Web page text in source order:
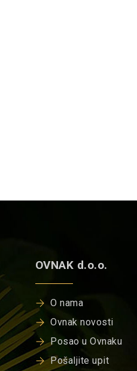
OVNAK d.o.o.
O nama
Ovnak novosti
Posao u Ovnaku
Pošaljite upit